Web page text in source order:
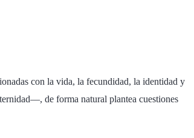
con la vida, la fecundidad, la identidad y
de forma natural plantea cuestiones